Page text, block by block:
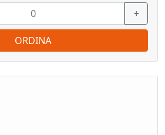
+
ORDINA